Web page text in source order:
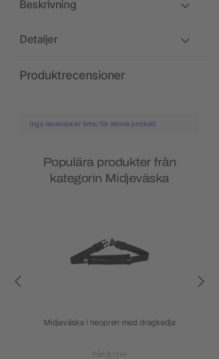
Detaljer
Beskrivning
Produktrecensioner
Inga recensioner ännu för denna produkt.
Populära produkter från
kategorin Midjeväska
Midjeväska i neopren med dragkedja
från 9,11 kr